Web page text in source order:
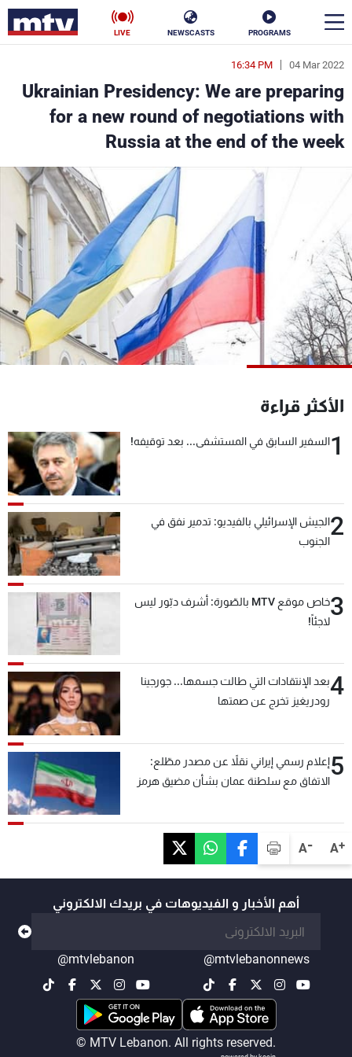
PROGRAMS
NEWSCASTS
LIVE
A+
A-
04 Mar 2022
16:34 PM
Ukrainian Presidency: We are preparing
for a new round of negotiations with
Russia at the end of the week
الأكثر قراءة
1السفير السابق في المستشفى... بعد توقيفه!
2الجيش الإسرائيلي بالفيديو: تدمير نفق في
الجنوب
3
خاص موقع MTV بالصّورة: أشرف دبّور ليس
لاجئاً!
4بعد الإنتقادات التي طالت جسمها... جورجينا
رودريغيز تخرج عن صمتها
5إعلام رسمي إيراني نقلاً عن مصدر مطّلع:
الاتفاق مع سلطنة عمان بشأن مضيق هرمز
أهم الأخبار و الفيديوهات في بريدك الالكتروني
@mtvlebanonnews
@mtvlebanon
© MTV Lebanon. All rights reserved.
en
الأخبار
سياسة ناس
فن
رياضة
كأس العالم
البرامج
جدول البرامج
شاهد البرامج
عن MTV
الإنـتـاج
وظائف
شروط الإسـتخدام
سياسة الخصوصية